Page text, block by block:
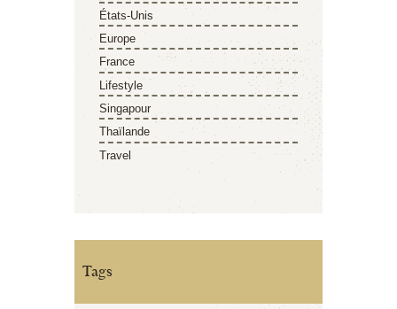
États-Unis
Europe
France
Lifestyle
Singapour
Thaïlande
Travel
Tags